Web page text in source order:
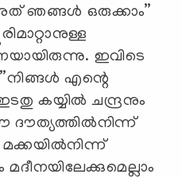
അത് ഞങ്ങള്‍ ഒരുക്കാം”
ഇവിടെ
എന്റെ
കയ്യില്‍ ചന്ദ്രനും
മക്കയില്‍നിന്ന്